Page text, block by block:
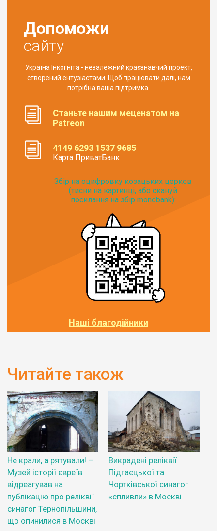
Допоможи
сайту
Україна Інкогніта - незалежний краєзнавчий проект,
створений ентузіастами. Щоб працювати далі, нам
потрібна ваша підтримка.
Станьте нашим меценатом на
Patreon
4149 6293 1537 9685
Карта ПриватБанк
Збір на оцифровку козацьких церков
(тисни на картинці, або скануй
посилання на збір monobank):
Наші благодійники
Читайте також
Не крали, а рятували! –
Музей історії євреїв
відреагував на
публікацію про реліквії
синагог Тернопільшини,
що опинилися в Москві
Викрадені реліквії
Підгаєцької та
Чортківської синагог
«спливли» в Москві